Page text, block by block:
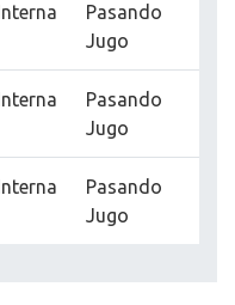
Pasando
Jugo
Pasando
Jugo
Pasando
Jugo